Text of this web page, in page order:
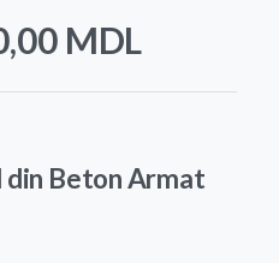
MDL
curent
din Beton Armat